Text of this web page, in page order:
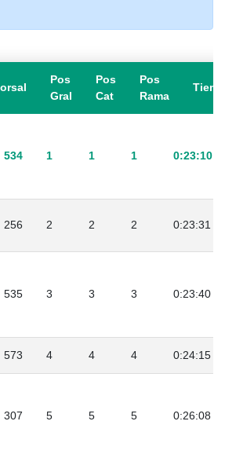
Pos
Gral
Pos
Cat
Pos
Rama
534 1 1 1 0:23:10
256 2 2 2 0:23:31
535 3 3 3 0:23:40
573 4 4 4 0:24:15
307 5 5 5 0:26:08